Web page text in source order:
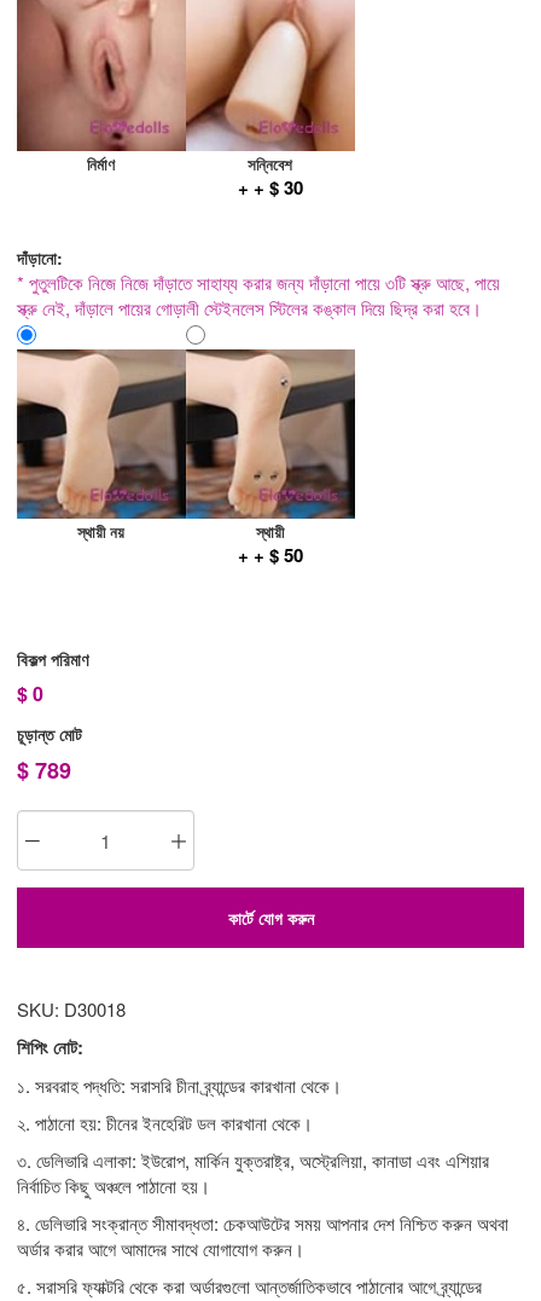
নির্মাণ সন্নিবেশ
+ + $ 30
দাঁড়ানো:
* পুতুলটিকে নিজে নিজে দাঁড়াতে সাহায্য করার জন্য দাঁড়ানো পায়ে ৩টি স্ক্রু আছে, পায়ে
স্ক্রু নেই, দাঁড়ালে পায়ের গোড়ালী স্টেইনলেস স্টিলের কঙ্কাল দিয়ে ছিদ্র করা হবে।
স্থায়ী নয় স্থায়ী
+ + $ 50
বিকল্প পরিমাণ
$0
চূড়ান্ত মোট
$789
কার্টে যোগ করুন
SKU: D30018
শিপিং নোট:
১. সরবরাহ পদ্ধতি: সরাসরি চীনা ব্র্যান্ডের কারখানা থেকে।
২. পাঠানো হয়: চীনের ইনহেরিট ডল কারখানা থেকে।
৩. ডেলিভারি এলাকা: ইউরোপ, মার্কিন যুক্তরাষ্ট্র, অস্ট্রেলিয়া, কানাডা এবং এশিয়ার
নির্বাচিত কিছু অঞ্চলে পাঠানো হয়।
৪. ডেলিভারি সংক্রান্ত সীমাবদ্ধতা: চেকআউটের সময় আপনার দেশ নিশ্চিত করুন অথবা
অর্ডার করার আগে আমাদের সাথে যোগাযোগ করুন।
৫. সরাসরি ফ্যাক্টরি থেকে করা অর্ডারগুলো আন্তর্জাতিকভাবে পাঠানোর আগে ব্র্যান্ডের